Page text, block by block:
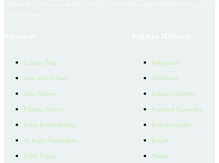
Emlakjet Blog
Satın Alma Rehberi
Satıcı Rehberi
Kiralama Rehberi
Konut Kredisi Rehberi
Ne Kadar Ödeyebilirim
Emlak Değeri
Hakkımızda
Ödüllerimiz
Reklam Çözümleri
Kurumsal Materyaller
İnsan Kaynakları
İletişim
Yardım